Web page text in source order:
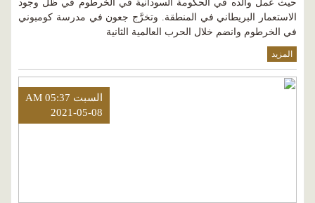
حيث عمل والده في الحكومة السودانية في الخرطوم في ظل وجود
الاستعمار البريطاني في المنطقة. وتخرَّج جعون في مدرسة كومبوني
في الخرطوم وانضم خلال الحرب العالمية الثانية
المزيد
السبت AM 05:37
2021-05-08